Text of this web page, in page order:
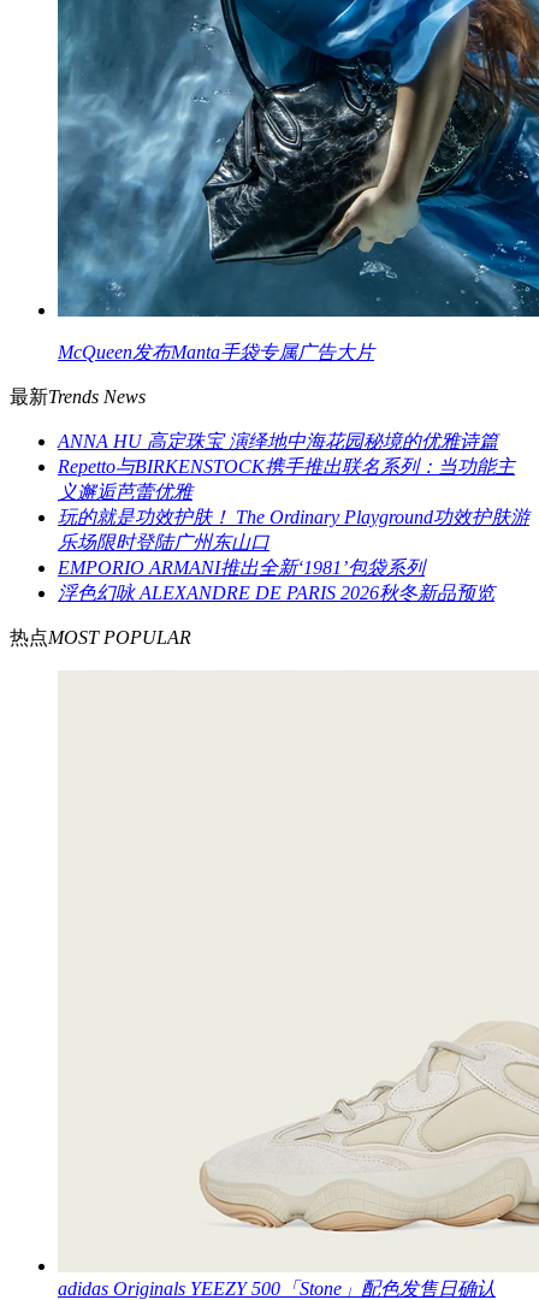
McQueen发布Manta手袋专属广告大片
最新Trends News
ANNA HU 高定珠宝 演绎地中海花园秘境的优雅诗篇
Repetto与BIRKENSTOCK携手推出联名系列：当功能主
义邂逅芭蕾优雅
玩的就是功效护肤！ The Ordinary Playground功效护肤游
乐场限时登陆广州东山口
EMPORIO ARMANI推出全新‘1981’包袋系列
浮色幻咏 ALEXANDRE DE PARIS 2026秋冬新品预览
热点MOST POPULAR
adidas Originals YEEZY 500「Stone」配色发售日确认